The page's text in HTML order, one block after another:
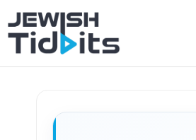
Skip
to
content